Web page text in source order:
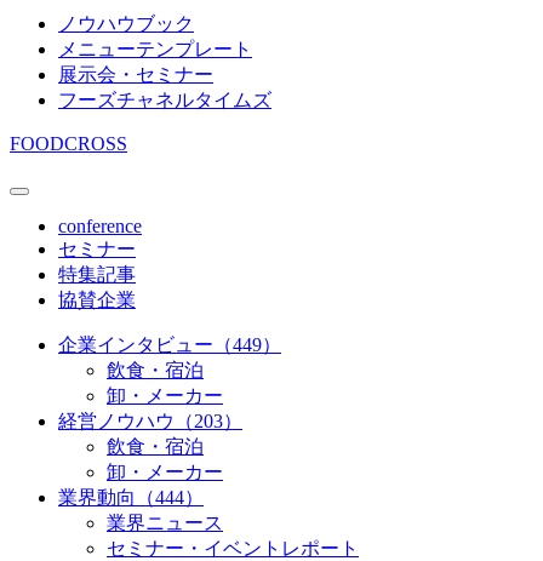
ノウハウブック
メニューテンプレート
展示会・セミナー
フーズチャネルタイムズ
FOODCROSS
conference
セミナー
特集記事
協賛企業
企業インタビュー（449）
飲食・宿泊
卸・メーカー
経営ノウハウ（203）
飲食・宿泊
卸・メーカー
業界動向（444）
業界ニュース
セミナー・イベントレポート